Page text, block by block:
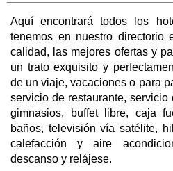
Aquí encontrará todos los
tenemos en nuestro directorio
calidad, las mejores ofertas y
un trato exquisito y
de un viaje, vacaciones o para
servicio de restaurante,
gimnasios, buffet libre, caja
baños, televisión vía satélite,
calefacción y aire
descanso y relájese.